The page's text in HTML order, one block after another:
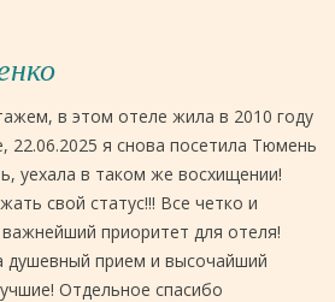
в этом отеле жила в 2010 году
22.06.2025 я снова посетила Тюмень
уехала в таком же восхищении!
свой статус!!! Все четко и
приоритет для отеля!
душевный прием и высочайший
Отдельное спасибо